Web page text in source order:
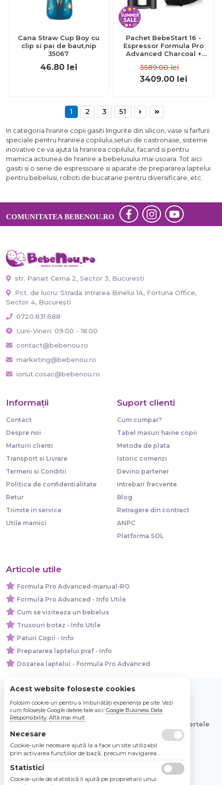
Cana Straw Cup Boy cu
clip si pai de baut,nip
35067
46.80 lei
Pachet BebeStart 16 -
Espressor Formula Pro
Advanced Charcoal +
3589.00 lei
3409.00 lei
1 2 3 51
In categoria hranire copii gasiti lingurite din silicon, vase si farfurii
speciale pentru hranirea copilului,seturi de castronase, sisteme
inovative ce va ajuta la hranirea copilului, facand si pentru
mamica actiunea de hranire a bebelusului mai usoara. Tot aici
gasiti si o serie de espressoare si aparate de prepararea laptelui
pentru bebelusi, roboti de bucatarie pentru diversificare, etc.
COMUNITATEA BEBENOU.RO
str. Panait Cerna 2, Sector 3, Bucuresti
Pct. de lucru: Strada Intrarea Binelui 1A, Fortuna Office,
Sector 4, București
0720.831.688
Luni-Vineri: 09:00 - 18:00
contact@bebenou.ro
marketing@bebenou.ro
ionut.cosac@bebenou.ro
Informaţii
Contact
Despre noi
Marturii clienti
Transport si Livrare
Termeni si Conditii
Politica de confidentialitate
Retur
Trimite in service
Utile mamici
Suport clienti
Cum cumpar?
Tabel masuri haine copii
Metode de plata
Istoric comenzi
Devino partener
Intrebari frecvente
Blog
Retragere din contract
ANPC
Platforma SOL
Articole utile
Formula Pro Advanced-manual-RO
Formula Pro Advanced - Info Utile
Cum se viziteaza un bebelus
Trusouri botez - Info Utile
Paturi Copii - Info
Prepararea laptelui praf - Info
Dozarea laptelui - Formula Pro Advanced
© 2026 Bebe Nou Online Store SRL
Toate preturile sunt exprimate in lei si includ tva. Ofertele
sunt valabile in limita stocului disponibil.
Acest website foloseste cookies
Folosim cookie-uri pentru a îmbunătăți experiența pe site. Vezi
cum folosește Google datele tale aici: Google Business Data
Responsibility. Află mai mult
Necesare
Cookie-urile necesare ajută la a face un site utilizabil
prin activarea funcţiilor de bază, precum navigarea
Site-ul nu poate funcţiona corespunzător fără aceste
cookie-uri.
Statistici
Cookie-urile de statistică îi ajută pe proprietarii unui